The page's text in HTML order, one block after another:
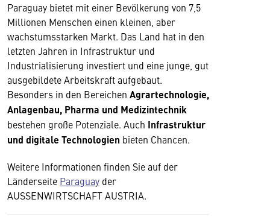
Paraguay bietet mit einer Bevölkerung von 7,5
Millionen Menschen einen kleinen, aber
wachstumsstarken Markt. Das Land hat in den
letzten Jahren in Infrastruktur und
Industrialisierung investiert und eine junge, gut
ausgebildete Arbeitskraft aufgebaut.
Besonders in den Bereichen Agrartechnologie,
Anlagenbau, Pharma und Medizintechnik
bestehen große Potenziale. Auch Infrastruktur
und digitale Technologien bieten Chancen.
Weitere Informationen finden Sie auf der
Länderseite Paraguay der
AUSSENWIRTSCHAFT AUSTRIA.